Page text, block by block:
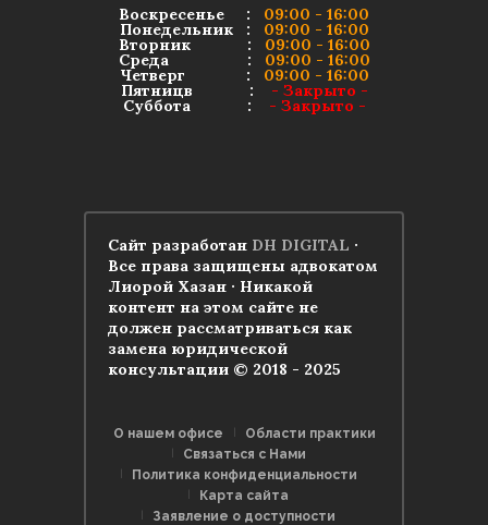
Воскресенье : 09:00 - 16:00
Понедельник : 09:00 - 16:00
Вторник : 09:00 - 16:00
Среда : 09:00 - 16:00
Четверг : 09:00 - 16:00
Пятницв : - Закрыто -
Суббота : - Закрыто -
Сайт разработан DH DIGITAL ·
Все права защищены адвокатом
Лиорой Хазан · Никакой
контент на этом сайте не
должен рассматриваться как
замена юридической
консультации © 2018 - 2025
О нашем офисе
Области практики
Связаться с Нами
Политика конфиденциальности
Карта сайта
Заявление о доступности